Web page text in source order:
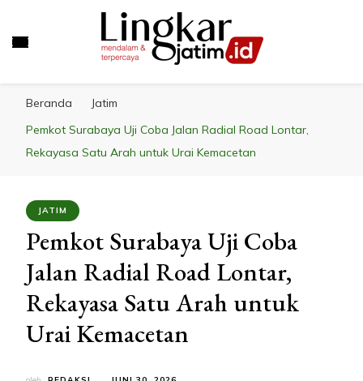
Beranda
Jatim
Pemkot Surabaya Uji Coba Jalan Radial Road Lontar,
Rekayasa Satu Arah untuk Urai Kemacetan
JATIM
Pemkot Surabaya Uji Coba
Jalan Radial Road Lontar,
Rekayasa Satu Arah untuk
Urai Kemacetan